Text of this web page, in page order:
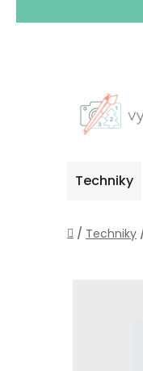
Techniky
Domov
/ Techniky